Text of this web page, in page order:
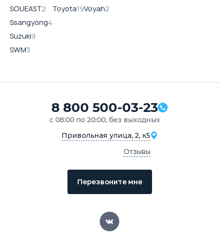
SOUEAST2
Ssangyong4
Suzuki9
SWM3
Toyota19Voyah2
8 800 500-03-23
с 08:00 по 20:00, без выходных
Привольная улица, 2, к5
Отзывы
Перезвоните мне